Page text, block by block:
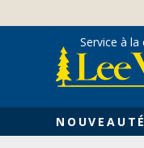
content
Service à la